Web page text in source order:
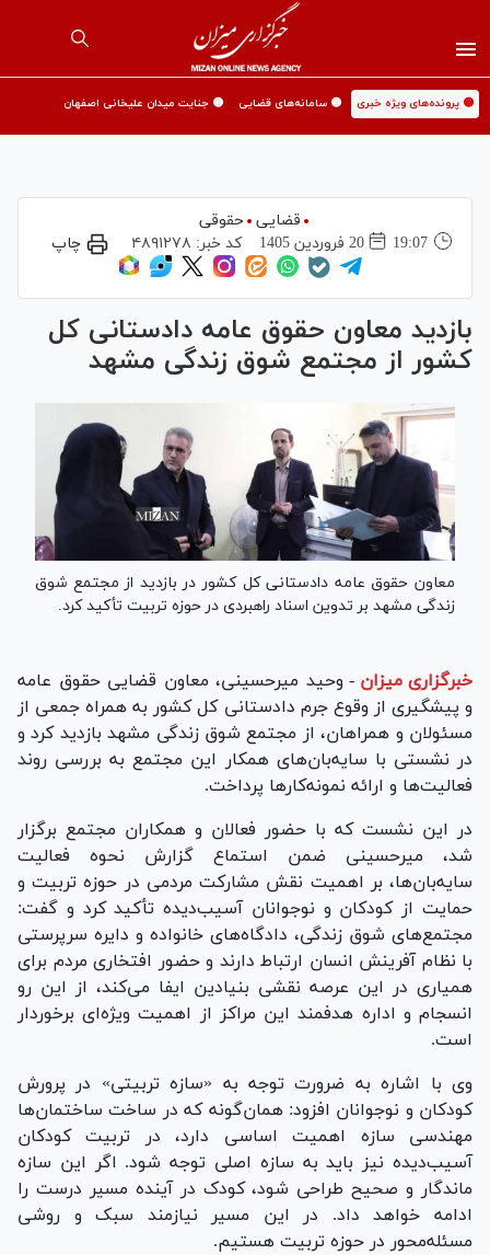
🟡 پرونده‌های ویژه خبری 🟡 سامانه‌های قضایی 🟡 جنایت میدان علیخانی اصفهان
قضایی حقوقی
19:07
20 فروردين 1405 کد خبر: ۴۸۹۱۲۷۸ چاپ
بازدید معاون حقوق عامه دادستانی کل
کشور از مجتمع شوق زندگی مشهد
معاون حقوق عامه دادستانی کل کشور در بازدید از مجتمع شوق
زندگی مشهد بر تدوین اسناد راهبردی در حوزه تربیت تأکید کرد.
خبرگزاری میزان - وحید میرحسینی، معاون قضایی حقوق عامه
و پیشگیری از وقوع جرم دادستانی کل کشور به همراه جمعی از
مسئولان و همراهان، از مجتمع شوق زندگی مشهد بازدید کرد و
در نشستی با سایه‌بان‌های همکار این مجتمع به بررسی روند
فعالیت‌ها و ارائه نمونه‌کار‌ها پرداخت.
در این نشست که با حضور فعالان و همکاران مجتمع برگزار
شد، میرحسینی ضمن استماع گزارش نحوه فعالیت
سایه‌بان‌ها، بر اهمیت نقش مشارکت مردمی در حوزه تربیت و
حمایت از کودکان و نوجوانان آسیب‌دیده تأکید کرد و گفت:
مجتمع‌های شوق زندگی، دادگاه‌های خانواده و دایره سرپرستی
با نظام آفرینش انسان ارتباط دارند و حضور افتخاری مردم برای
همیاری در این عرصه نقشی بنیادین ایفا می‌کند، از این رو
انسجام و اداره هدفمند این مراکز از اهمیت ویژه‌ای برخوردار
است.
وی با اشاره به ضرورت توجه به «سازه تربیتی» در پرورش
کودکان و نوجوانان افزود: همان‌گونه که در ساخت ساختمان‌ها
مهندسی سازه اهمیت اساسی دارد، در تربیت کودکان
آسیب‌دیده نیز باید به سازه اصلی توجه شود. اگر این سازه
ماندگار و صحیح طراحی شود، کودک در آینده مسیر درست را
ادامه خواهد داد. در این مسیر نیازمند سبک و روشی
مسئله‌محور در حوزه تربیت هستیم.